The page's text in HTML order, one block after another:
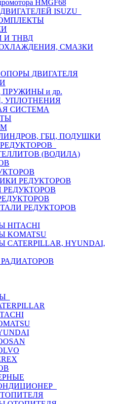
HMGF68
ISUZU
И ТНВД
СМАЗКИ
ДВИГАТЕЛЯ
и др.
УПЛОТНЕНИЯ
СИСТЕМА
ГБЦ, ПОДУШКИ
(ВОДИЛА)
РЕДУКТОРОВ
РЕДУКТОРОВ
HITACHI
KOMATSU
HYUNDAI,